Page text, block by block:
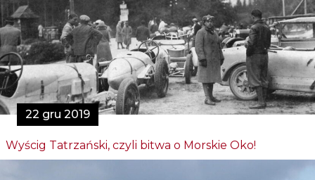
22 gru 2019
Wyścig Tatrzański, czyli bitwa o Morskie Oko!